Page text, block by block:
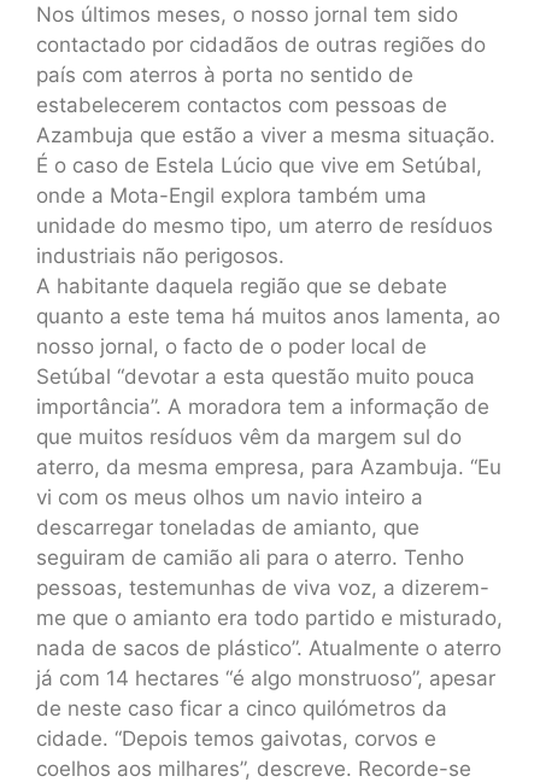
Nos últimos meses, o nosso jornal tem sido
contactado por cidadãos de outras regiões do
país com aterros à porta no sentido de
estabelecerem contactos com pessoas de
Azambuja que estão a viver a mesma situação.
É o caso de Estela Lúcio que vive em Setúbal,
onde a Mota-Engil explora também uma
unidade do mesmo tipo, um aterro de resíduos
industriais não perigosos.
A habitante daquela região que se debate
quanto a este tema há muitos anos lamenta, ao
nosso jornal, o facto de o poder local de
Setúbal “devotar a esta questão muito pouca
importância”. A moradora tem a informação de
que muitos resíduos vêm da margem sul do
aterro, da mesma empresa, para Azambuja. “Eu
vi com os meus olhos um navio inteiro a
descarregar toneladas de amianto, que
seguiram de camião ali para o aterro. Tenho
pessoas, testemunhas de viva voz, a dizerem-
me que o amianto era todo partido e misturado,
nada de sacos de plástico”. Atualmente o aterro
já com 14 hectares “é algo monstruoso”, apesar
de neste caso ficar a cinco quilómetros da
cidade. “Depois temos gaivotas, corvos e
coelhos aos milhares”, descreve. Recorde-se